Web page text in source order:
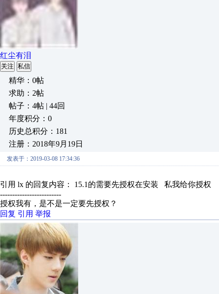
红尘有泪
关注 私信
精华：0帖
求助：2帖
帖子：4帖 | 44回
年度积分：0
历史总积分：181
注册：2018年9月19日
发表于：2019-03-08 17:34:36
引用 lx 的回复内容： 15.1的需要先授权在安装 私我给你授权
-------------------------
授权我有，是不是一定要先授权？
回复 引用 举报